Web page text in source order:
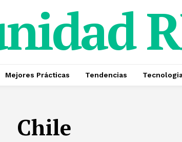
Mejores Prácticas Tendencias
Chile